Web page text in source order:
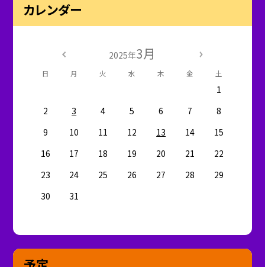
カレンダー
2025年3月
日 月 火 水 木 金 土
1
2
3 4 5 6 7
8
9
10 11 12 13 14
15
16
17 18 19 20 21
22
23
24 25 26 27 28
29
30
31